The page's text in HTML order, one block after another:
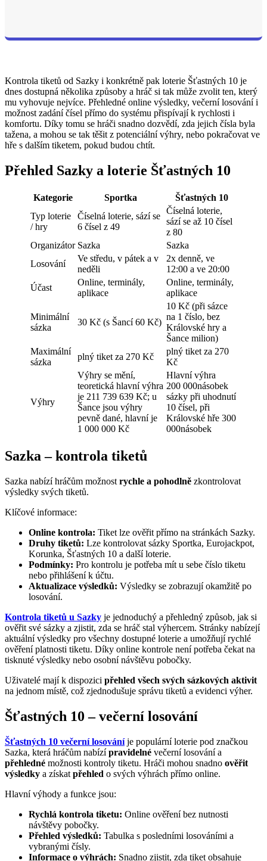
Kontrola tiketů od Sazky i konkrétně pak loterie Šťastných 10 je
dnes dostupná několika způsoby a hráč si tak může zvolit ten, který
mu vyhovuje nejvíce. Přehledné online výsledky, večerní losování i
možnost zadání čísel přímo do systému přispívají k rychlosti i
komfortu. Díky tomu se hráči snadno dozvědí, zda jejich čísla byla
tažena, a mohou se tak těšit z potenciální výhry, nebo pokračovat ve
hře s dalším tiketem, pokud budou chtít.
Přehled Sazky a loterie Šťastných 10
Kategorie Sportka
Šťastných 10
Typ loterie
/ hry
Číselná loterie, sází se
6 čísel z 49
Číselná loterie,
sází se až 10 čísel
z 80
Organizátor Sazka
Sazka
Losování
Ve středu, v pátek a v
neděli
2x denně, ve
12:00 a ve 20:00
Účast
Online, terminály,
aplikace
Online, terminály,
aplikace
Minimální
sázka
30 Kč (s Šancí 60 Kč)
10 Kč (při sázce
na 1 číslo, bez
Královské hry a
Šance milion)
Maximální
sázka
plný tiket za 270 Kč
plný tiket za 270
Kč
Výhry
Výhry se mění,
teoretická hlavní výhra
je 211 739 639 Kč; u
Šance jsou výhry
pevně dané, hlavní je
1 000 000 Kč
Hlavní výhra
200 000násobek
sázky při uhodnutí
10 čísel, při
Královské hře 300
000násobek
Sazka – kontrola tiketů
Sazka nabízí hráčům možnost rychle a pohodlně zkontrolovat
výsledky svých tiketů.
Klíčové informace:
Online kontrola: Tiket lze ověřit přímo na stránkách Sazky.
Druhy tiketů: Lze kontrolovat sázky Sportka, Eurojackpot,
Korunka, Šťastných 10 a další loterie.
Podmínky: Pro kontrolu je potřeba mít u sebe číslo tiketu
nebo přihlášení k účtu.
Aktualizace výsledků: Výsledky se zobrazují okamžitě po
losování.
Kontrola tiketů u Sazky je jednoduchý a přehledný způsob, jak si
ověřit své sázky a zjistit, zda se hráč stal výhercem. Stránky nabízejí
aktuální výsledky pro všechny dostupné loterie a umožňují rychlé
ověření platnosti tiketu. Díky online kontrole není potřeba čekat na
tisknuté výsledky nebo osobní návštěvu pobočky.
Uživatelé mají k dispozici přehled všech svých sázkových aktivit
na jednom místě, což zjednodušuje správu tiketů a evidenci výher.
Šťastných 10 – večerní losování
Šťastných 10 večerní losováníje populární loterie pod značkou
Sazka, která hráčům nabízípravidelné večerní losování a
přehledné možnosti kontroly tiketu. Hráči mohou snadno ověřit
výsledky a získat přehled o svých výhrách přímo online.
Hlavní výhody a funkce jsou:
Rychlá kontrola tiketu: Online ověření bez nutnosti
návštěvy pobočky.
Přehled výsledků: Tabulka s posledními losováními a
vybranými čísly.
Informace o výhrách: Snadno zjistit, zda tiket obsahuje